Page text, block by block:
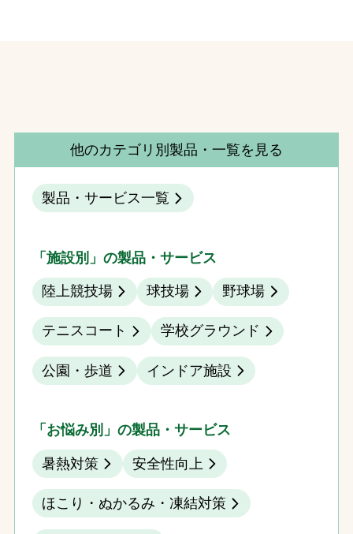
他のカテゴリ別製品・一覧を見る
製品・サービス一覧
「施設別」の製品・サービス
陸上競技場 球技場 野球場
テニスコート 学校グラウンド
公園・歩道 インドア施設
「お悩み別」の製品・サービス
暑熱対策 安全性向上
ほこり・ぬかるみ・凍結対策